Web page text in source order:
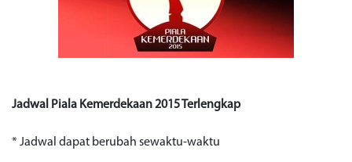
Jadwal Piala Kemerdekaan 2015 Terlengkap
* Jadwal dapat berubah sewaktu-waktu